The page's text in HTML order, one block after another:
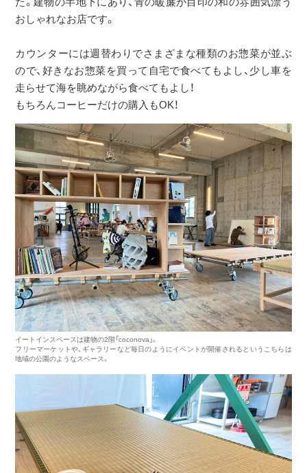
おしゃれなお店です。
カウンターには週替わりでさまざまな種類のお惣菜が並ぶ
ので、好きなお惣菜を買って自宅で食べてもよし、少し車を
走らせて海を眺めながら食べてもよし！
もちろんコーヒーだけの購入もOK！
イートインスペースは建物の2階「coconova」。
フリーマーケットや、ギャラリーなど毎日のようにイベントが開催されるというこちらは
地域の公園のようなスペース。